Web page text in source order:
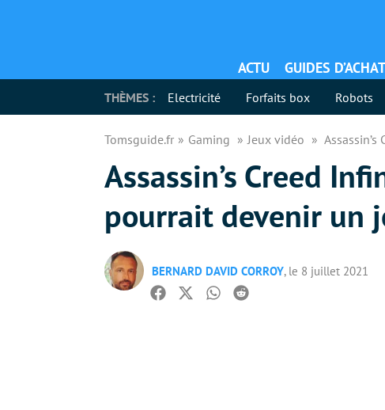
ACTU GUIDES D’ACHAT
THÈMES : Electricité Forfaits box Robots
Tomsguide.fr Gaming Jeux vidéo
Assassin’s Creed
pourrait devenir un
BERNARD DAVID CORROY, le 8 juillet 2021
Facebook
TwitterWhatsapp
Reddit